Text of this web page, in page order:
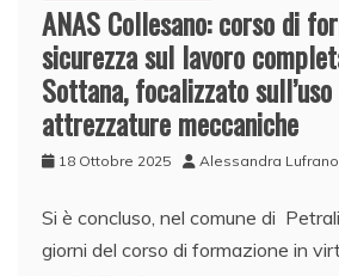
ANAS Collesano: corso di
sicurezza sul lavoro
Sottana, focalizzato
attrezzature meccaniche
18 Ottobre 2025 Alessandra Lufrano
Si è concluso, nel comune di
giorni del corso di formazione in